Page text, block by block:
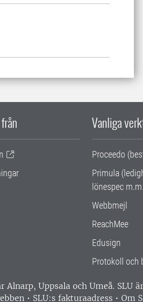
Vanliga
Proceedo
Primula
lönespec
Webbmejl
ReachMee
Edusign
Protokoll och
Alnarp, Uppsala och Umeå. SLU
• SLU:s fakturaadress • Om